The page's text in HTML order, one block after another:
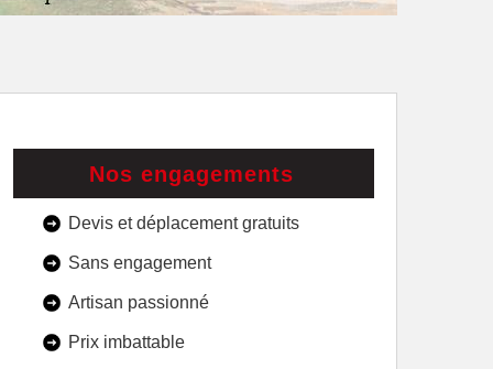
Nos engagements
Devis et déplacement gratuits
Sans engagement
Artisan passionné
Prix imbattable